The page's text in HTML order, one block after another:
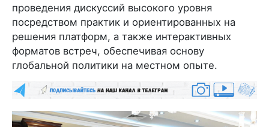
проведения дискуссий высокого уровня
посредством практик и ориентированных на
решения платформ, а также интерактивных
форматов встреч, обеспечивая основу
глобальной политики на местном опыте.